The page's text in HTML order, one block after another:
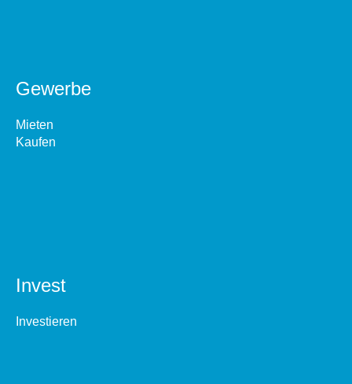
Gewerbe
Mieten
Kaufen
Invest
Investieren